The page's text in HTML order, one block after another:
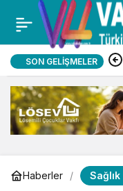
SON GELIŞMELER
Haberler Sağlık